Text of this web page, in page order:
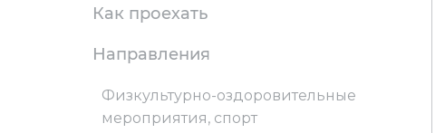
Как проехать
Направления
Физкультурно-оздоровительные
мероприятия, спорт